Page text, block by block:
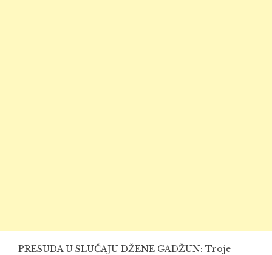
PRESUDA U SLUČAJU DŽENE GADŽUN: Troje